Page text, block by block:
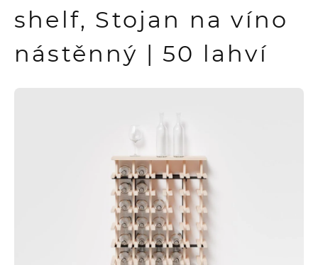
shelf, Stojan na víno
nástěnný | 50 lahví